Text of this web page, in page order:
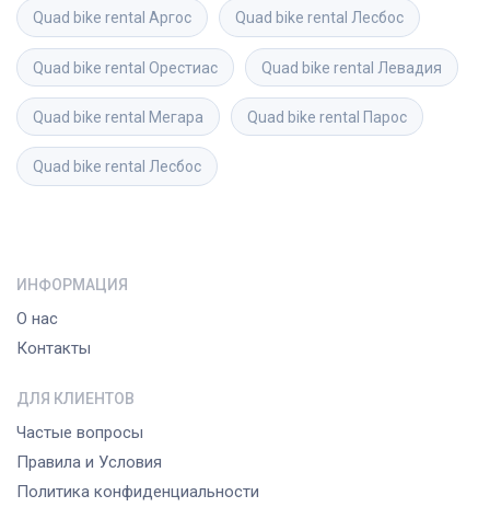
Quad bike rental Аргос Quad bike rental Лесбос
Quad bike rental Орестиас Quad bike rental Левадия
Quad bike rental Мегара Quad bike rental Парос
Quad bike rental Лесбос
ИНФОРМАЦИЯ
О нас
Контакты
ДЛЯ КЛИЕНТОВ
Частые вопросы
Правила и Условия
Политика конфиденциальности